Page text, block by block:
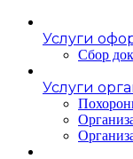
Услуги
Сбор
Услуги